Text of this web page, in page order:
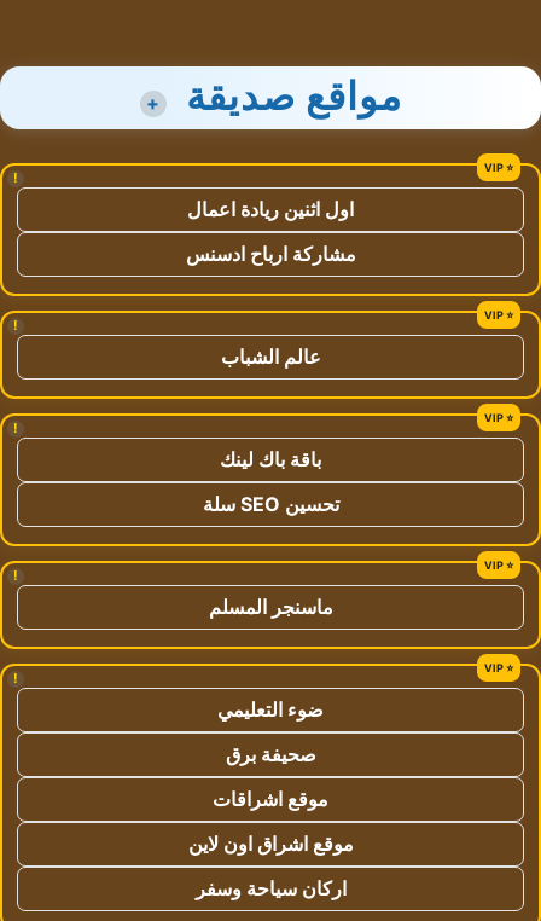
مواقع صديقة +
!
اول اثنين ريادة اعمال
مشاركة ارباح ادسنس
!
عالم الشباب
!
باقة باك لينك
تحسين SEO سلة
!
ماسنجر المسلم
!
ضوء التعليمي
صحيفة برق
موقع اشراقات
موقع اشراق اون لاين
اركان سياحة وسفر